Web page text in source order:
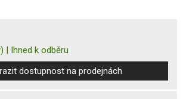
| Ihned k odběru
dostupnost na prodejnách